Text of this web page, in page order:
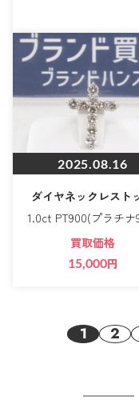
2025.08.16
ダイヤネックレスト
1.0ct PT900(プラチナ
買取価格
15,000円
1 2